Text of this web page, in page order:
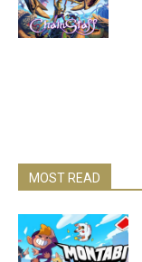
MOST READ